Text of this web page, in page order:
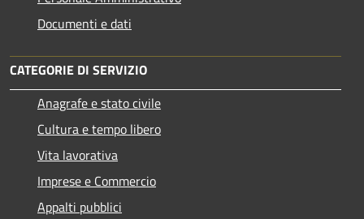
Documenti e dati
CATEGORIE DI SERVIZIO
Anagrafe e stato civile
Cultura e tempo libero
Vita lavorativa
Imprese e Commercio
Appalti pubblici